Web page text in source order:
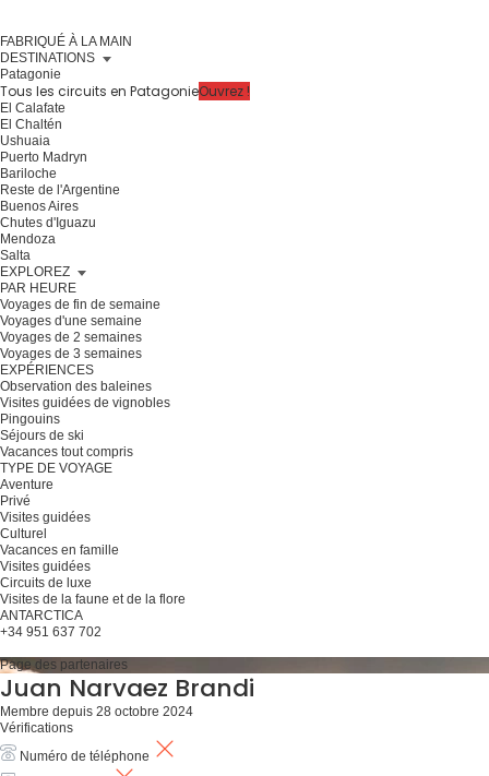
FABRIQUÉ À LA MAIN
DESTINATIONS
Patagonie
Tous les circuits en PatagonieOuvrez !
El Calafate
El Chaltén
Ushuaia
Puerto Madryn
Bariloche
Reste de l'Argentine
Buenos Aires
Chutes d'Iguazu
Mendoza
Salta
EXPLOREZ
PAR HEURE
Voyages de fin de semaine
Voyages d'une semaine
Voyages de 2 semaines
Voyages de 3 semaines
EXPÉRIENCES
Observation des baleines
Visites guidées de vignobles
Pingouins
Séjours de ski
Vacances tout compris
TYPE DE VOYAGE
Aventure
Privé
Visites guidées
Culturel
Vacances en famille
Visites guidées
Circuits de luxe
Visites de la faune et de la flore
ANTARCTICA
+34 951 637 702
Page des partenaires
Juan Narvaez Brandi
Membre depuis 28 octobre 2024
Vérifications
Numéro de téléphone